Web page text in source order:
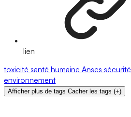
lien
toxicité santé humaine Anses sécurité
environnement
Afficher plus de tags Cacher les tags (+)